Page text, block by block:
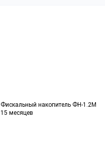
Фискальный накопитель ФН-1.2М
15 месяцев